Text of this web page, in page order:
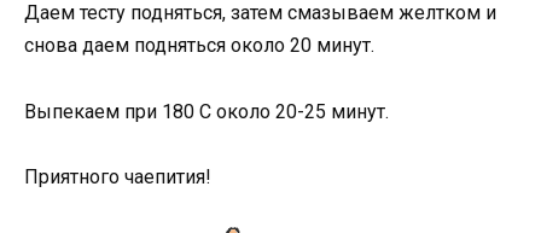
Даем тесту подняться, затем смазываем желтком и
снова даем подняться около 20 минут.
Выпекаем при 180 С около 20-25 минут.
Приятного чаепития!